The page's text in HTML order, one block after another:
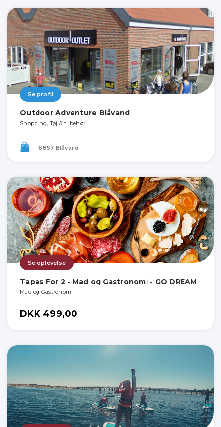
Se profil
Outdoor Adventure Blåvand
Shopping, Tøj & tilbehør
6857 Blåvand
Se oplevelse
Tapas For 2 - Mad og Gastronomi - GO DREAM
Mad og Gastronomi
DKK 499,00